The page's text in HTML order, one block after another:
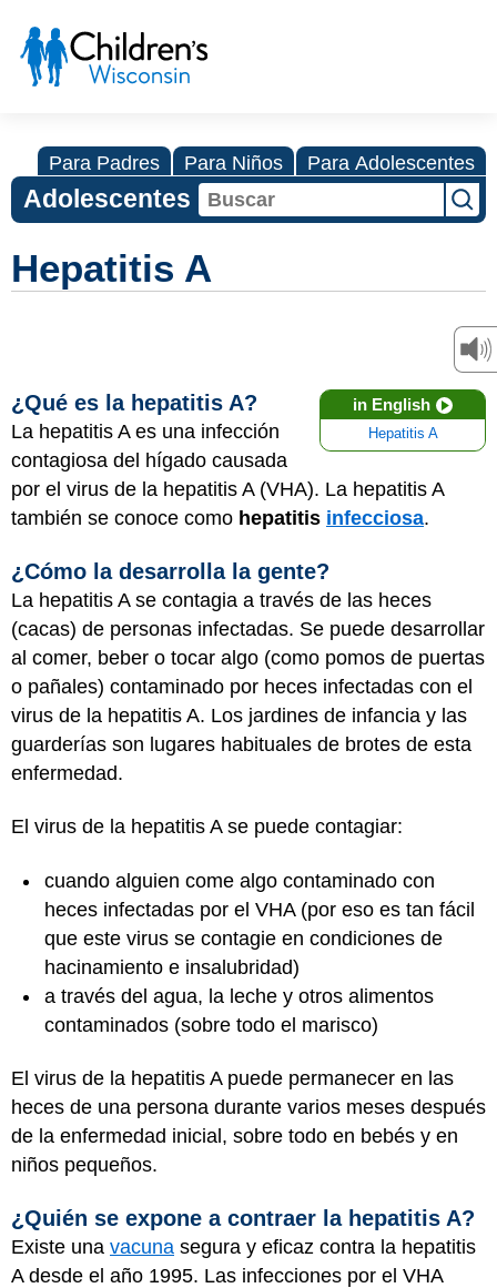
Para Padres Para Niños Para Adolescentes
Adolescentes
Hepatitis A
in English
Hepatitis A
¿Qué es la hepatitis A?
La hepatitis A es una infección
contagiosa del hígado causada
por el virus de la hepatitis A (VHA). La hepatitis A
también se conoce como hepatitis infecciosa.
¿Cómo la desarrolla la gente?
La hepatitis A se contagia a través de las heces
(cacas) de personas infectadas. Se puede desarrollar
al comer, beber o tocar algo (como pomos de puertas
o pañales) contaminado por heces infectadas con el
virus de la hepatitis A. Los jardines de infancia y las
guarderías son lugares habituales de brotes de esta
enfermedad.
El virus de la hepatitis A se puede contagiar:
cuando alguien come algo contaminado con
heces infectadas por el VHA (por eso es tan fácil
que este virus se contagie en condiciones de
hacinamiento e insalubridad)
a través del agua, la leche y otros alimentos
contaminados (sobre todo el marisco)
El virus de la hepatitis A puede permanecer en las
heces de una persona durante varios meses después
de la enfermedad inicial, sobre todo en bebés y en
niños pequeños.
¿Quién se expone a contraer la hepatitis A?
Existe una vacuna segura y eficaz contra la hepatitis
A desde el año 1995. Las infecciones por el VHA